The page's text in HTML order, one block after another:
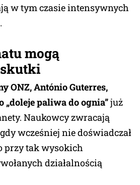
w tym czasie intensywnych
mogą
ONZ, António Guterres,
„doleje paliwa do ognia”już
Naukowcy zwracają
wcześniej nie doświadczał
przy tak wysokich
działalnością